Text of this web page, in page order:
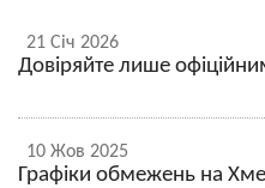
21 Січ 2026
Довіряйте лише
10 Жов 2025
Графіки обмежень на